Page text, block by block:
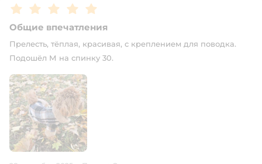
Рейтинг:5
Общие впечатления
Прелесть, тёплая, красивая, с креплением для поводка.
Подошёл М на спинку 30.